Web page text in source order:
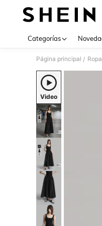
Categorías
Página principal /
Video